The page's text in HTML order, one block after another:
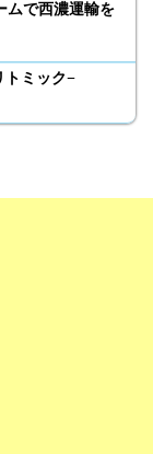
ムで西濃運輸を
トミック−